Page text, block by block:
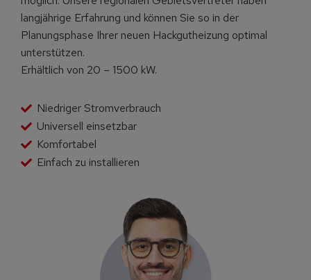
langjährige Erfahrung und können Sie so in der
Planungsphase Ihrer neuen Hackgutheizung optimal
unterstützen.
Erhältlich von 20 – 1500 kW.
Niedriger Stromverbrauch
Universell einsetzbar
Komfortabel
Einfach zu installieren